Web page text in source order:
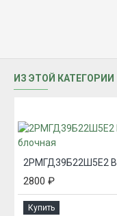
ИЗ ЭТОЙ КАТЕГОРИИ
2800 ₽
Купить